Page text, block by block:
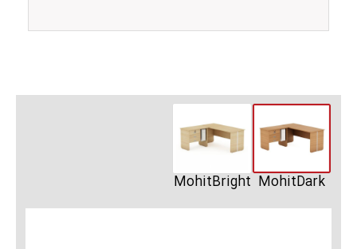
MohitDark
MohitBright